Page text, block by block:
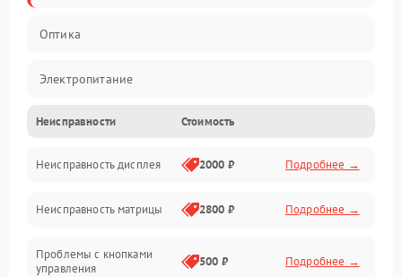
Оптика
Электропитание
Видео
ПО
Управление
Механические повреждения
Неисправности Стоимость
Неисправность дисплея 2000 ₽ Подробнее →
Неисправность матрицы 2800 ₽ Подробнее →
Проблемы с кнопками
управления
500 ₽ Подробнее →